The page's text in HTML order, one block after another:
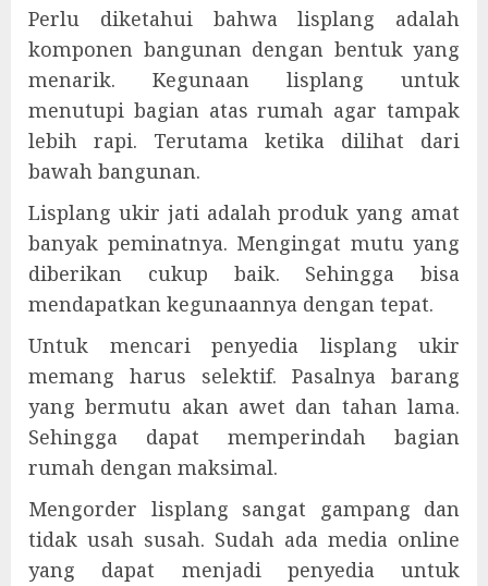
Perlu diketahui bahwa lisplang adalah
komponen bangunan dengan bentuk yang
menarik. Kegunaan lisplang untuk
menutupi bagian atas rumah agar tampak
lebih rapi. Terutama ketika dilihat dari
bawah bangunan.
Lisplang ukir jati adalah produk yang amat
banyak peminatnya. Mengingat mutu yang
diberikan cukup baik. Sehingga bisa
mendapatkan kegunaannya dengan tepat.
Untuk mencari penyedia lisplang ukir
memang harus selektif. Pasalnya barang
yang bermutu akan awet dan tahan lama.
Sehingga dapat memperindah bagian
rumah dengan maksimal.
Mengorder lisplang sangat gampang dan
tidak usah susah. Sudah ada media online
yang dapat menjadi penyedia untuk